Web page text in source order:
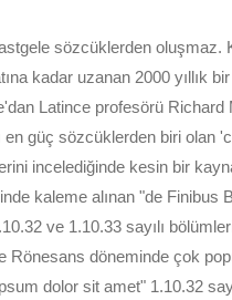
sözcüklerden oluşmaz.
kadar uzanan 2000 yıllık
Latince profesörü Richard
en güç sözcüklerden biri olan
incelediğinde kesin bir
kaleme alınan "de Finibus
ve 1.10.33 sayılı
Rönesans döneminde çok
dolor sit amet" 1.10.32